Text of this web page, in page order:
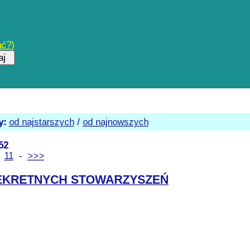
)
od najstarszych/ od najnowszych
11- >>>
STOWARZYSZEŃ